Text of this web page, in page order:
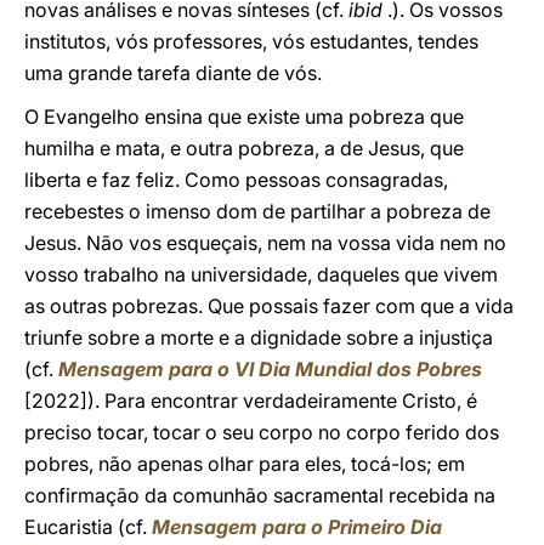
novas análises e novas sínteses (cf. ibid .). Os vossos
institutos, vós professores, vós estudantes, tendes
uma grande tarefa diante de vós.
O Evangelho ensina que existe uma pobreza que
humilha e mata, e outra pobreza, a de Jesus, que
liberta e faz feliz. Como pessoas consagradas,
recebestes o imenso dom de partilhar a pobreza de
Jesus. Não vos esqueçais, nem na vossa vida nem no
vosso trabalho na universidade, daqueles que vivem
as outras pobrezas. Que possais fazer com que a vida
triunfe sobre a morte e a dignidade sobre a injustiça
(cf. Mensagem para o VI Dia Mundial dos Pobres
[2022]). Para encontrar verdadeiramente Cristo, é
preciso tocar, tocar o seu corpo no corpo ferido dos
pobres, não apenas olhar para eles, tocá-los; em
confirmação da comunhão sacramental recebida na
Eucaristia (cf. Mensagem para o Primeiro Dia